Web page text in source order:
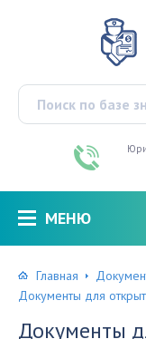
МЕНЮ
Главная
Документы для
Документы